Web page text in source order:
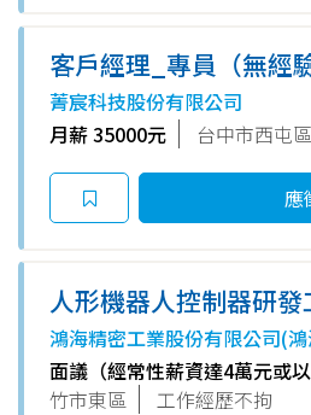
客戶經理_專員（無經
勤）
菁宸科技股份有限公司
月薪 35000元
台中市西屯區
應
人形機器人控制器研發
(新竹)
鴻海精密工業股份有限公司(
面議（經常性薪資達4萬元或
竹市東區
工作經歷不拘